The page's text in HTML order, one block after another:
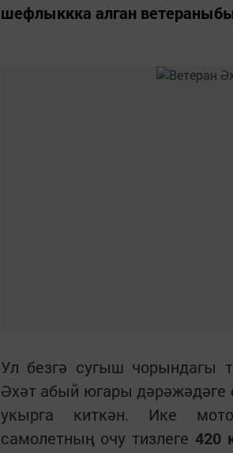
шефлыккка алган
Ул безгә сугыш чорындагы
Әхәт абый югары дәрәжәдәге
укырга киткән. Ике
самолетның очу тизлеге 420